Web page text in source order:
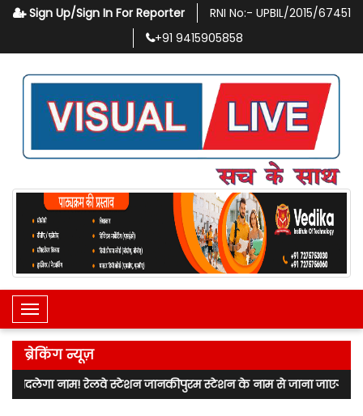
Sign Up/Sign In For Reporter RNI No:- UPBIL/2015/67451
+91 9415905858
Toggle Navigation
ब्रेकिंग न्यूज़
स्टेशन जानकीपुरम स्टेशन के नाम से जाना जाएगा! लखनऊ उत्तर के